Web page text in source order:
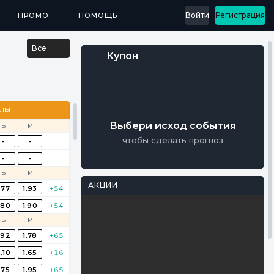
МЕДИА ПРИЛОЖЕНИЯ ...
ПРОМО ПОМОЩЬ Войти Регистрация
Все
Б М
-
-
- -
Б М
1.93
+54
1.90 +54
Б М
1.78
+65
1.65
+16
1.95
+65
Купон
Выбери исход события
чтобы сделать прогноз
АКЦИИ